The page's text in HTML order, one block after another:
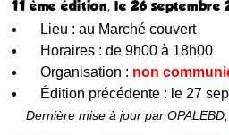
11 ème édition, le 26 septembre
Lieu : au Marché couvert
Horaires : de 9h00 à 18h00
Organisation : non
Édition précédente : le 27
Dernière mise à jour par